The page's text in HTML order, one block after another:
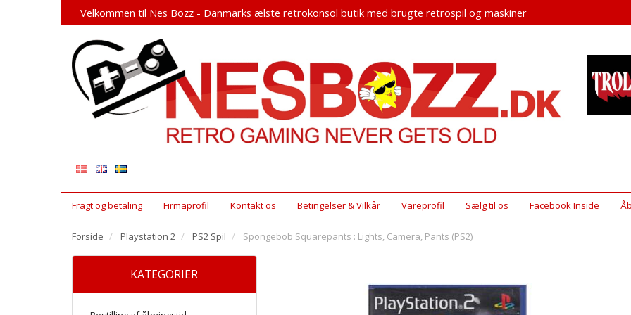
Velkommen til Nes Bozz - Danmarks ælste retrokonsol butik med brugte retrospil og maskiner
Fragt og betaling Firmaprofil Kontakt os Betingelser & Vilkår Vareprofil Sælg til os Facebook Inside
Forside Playstation 2 PS2 Spil Spongebob Squarepants : Lights, Camera, Pants (PS2)
KATEGORIER